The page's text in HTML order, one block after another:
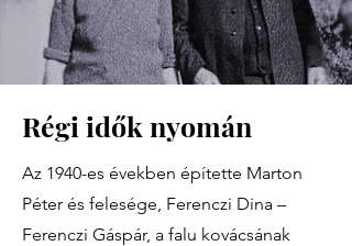
Régi idők nyomán
Az 1940-es években építette Marton
Péter és felesége, Ferenczi Dina –
Ferenczi Gáspár, a falu kovácsának